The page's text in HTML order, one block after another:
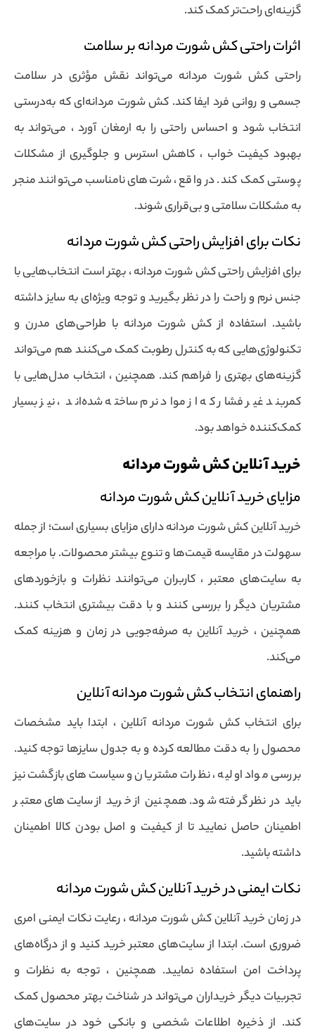
گزینه‌ای راحت‌تر کمک کند.
اثرات راحتی کش شورت مردانه بر سلامت
راحتی کش شورت مردانه می‌تواند نقش مؤثری در سلامت
جسمی و روانی فرد ایفا کند. کش شورت مردانه‌ای که به‌درستی
انتخاب شود و احساس راحتی را به ارمغان آورد ، می‌تواند به
بهبود کیفیت خواب ، کاهش استرس و جلوگیری از مشکلات
پوستی کمک کند. در واقع ، شرت‌های نامناسب می‌توانند منجر
به مشکلات سلامتی و بی‌قراری شوند.
نکات برای افزایش راحتی کش شورت مردانه
برای افزایش راحتی کش شورت مردانه ، بهتر است انتخاب‌هایی با
جنس نرم و راحت را در نظر بگیرید و توجه ویژه‌ای به سایز داشته
باشید. استفاده از کش شورت مردانه با طراحی‌های مدرن و
تکنولوژی‌هایی که به کنترل رطوبت کمک می‌کنند هم می‌تواند
گزینه‌های بهتری را فراهم کند. همچنین ، انتخاب مدل‌هایی با
کمربند غیر فشار که از مواد نرم ساخته شده‌اند ، نیز بسیار
کمک‌کننده خواهد بود.
خرید آنلاین کش شورت مردانه
مزایای خرید آنلاین کش شورت مردانه
خرید آنلاین کش شورت مردانه دارای مزایای بسیاری است؛ از جمله
سهولت در مقایسه قیمت‌ها و تنوع بیشتر محصولات. با مراجعه
به سایت‌های معتبر ، کاربران می‌توانند نظرات و بازخوردهای
مشتریان دیگر را بررسی کنند و با دقت بیشتری انتخاب کنند.
همچنین ، خرید آنلاین به صرفه‌جویی در زمان و هزینه کمک
می‌کند.
راهنمای انتخاب کش شورت مردانه آنلاین
برای انتخاب کش شورت مردانه آنلاین ، ابتدا باید مشخصات
محصول را به دقت مطالعه کرده و به جدول سایزها توجه کنید.
بررسی مواد اولیه ، نظرات مشتریان و سیاست‌های بازگشت نیز
باید در نظر گرفته شود. همچنین از خرید از سایت‌های معتبر
اطمینان حاصل نمایید تا از کیفیت و اصل بودن کالا اطمینان
داشته باشید.
نکات ایمنی در خرید آنلاین کش شورت مردانه
در زمان خرید آنلاین کش شورت مردانه ، رعایت نکات ایمنی امری
ضروری است. ابتدا از سایت‌های معتبر خرید کنید و از درگاه‌های
پرداخت امن استفاده نمایید. همچنین ، توجه به نظرات و
تجربیات دیگر خریداران می‌تواند در شناخت بهتر محصول کمک
کند. از ذخیره اطلاعات شخصی و بانکی خود در سایت‌های